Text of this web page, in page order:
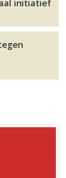
initiatief